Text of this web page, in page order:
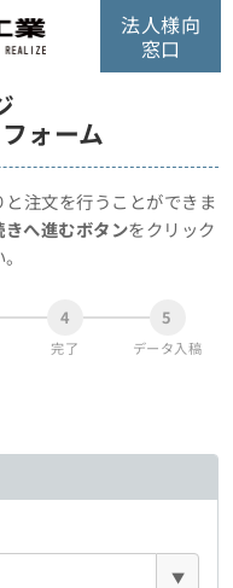
法人様向
窓口
ォーム
注文を行うことができま
きへ進むボタンをクリック
4
完了
5
データ入稿
▼